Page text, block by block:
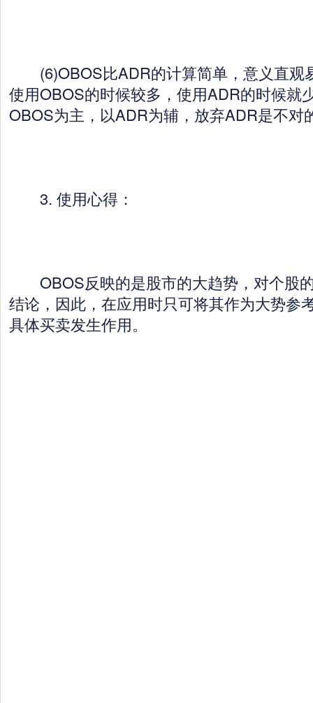
(6)OBOS比ADR的计算简单，意义直观
使用OBOS的时候较多，使用ADR的时候就
OBOS为主，以ADR为辅，放弃ADR是不对
3. 使用心得：
OBOS反映的是股市的大趋势，对个股
结论，因此，在应用时只可将其作为大势参
具体买卖发生作用。